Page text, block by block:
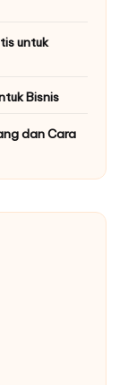
untuk
Bisnis
dan Cara